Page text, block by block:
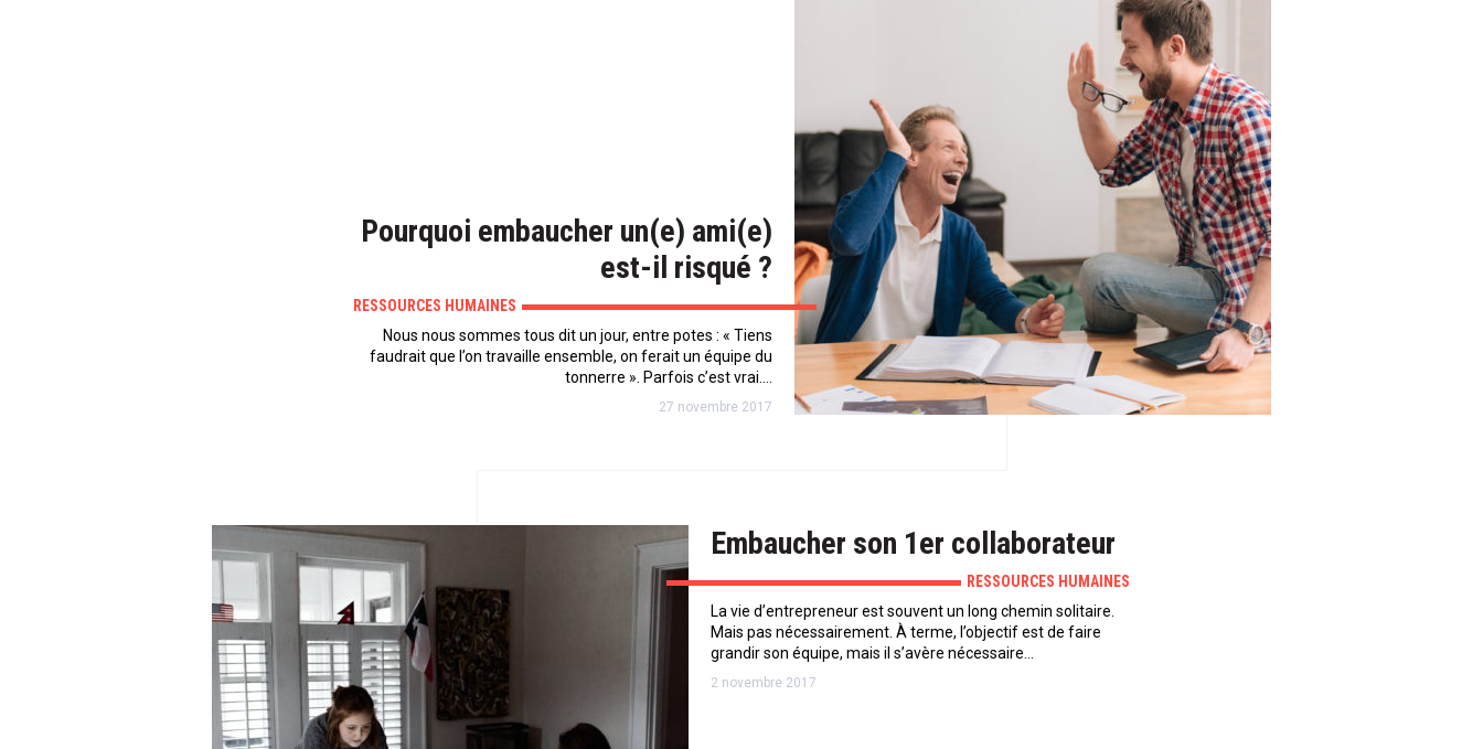
Pourquoi embaucher un(e) ami(e)
est-il risqué ?
RESSOURCES HUMAINES
Nous nous sommes tous dit un jour, entre potes : « Tiens
faudrait que l’on travaille ensemble, on ferait un équipe du
tonnerre ». Parfois c’est vrai.…
27 novembre 2017
Embaucher son 1er collaborateur
RESSOURCES HUMAINES
La vie d’entrepreneur est souvent un long chemin solitaire.
Mais pas nécessairement. À terme, l’objectif est de faire
grandir son équipe, mais il s’avère nécessaire…
2 novembre 2017